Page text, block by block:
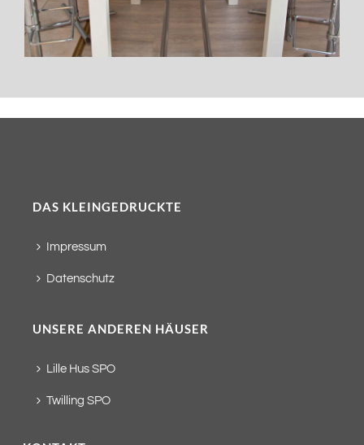
DAS KLEINGEDRUCKTE
Impressum
Datenschutz
UNSERE ANDEREN HÄUSER
Lille Hus SPO
Twilling SPO